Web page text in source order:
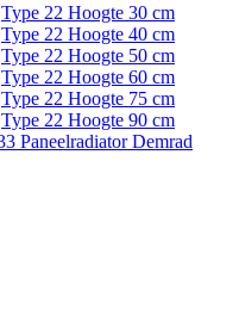
Type 22 Hoogte 30 cm
Type 22 Hoogte 40 cm
Type 22 Hoogte 50 cm
Type 22 Hoogte 60 cm
Type 22 Hoogte 75 cm
Type 22 Hoogte 90 cm
Paneelradiator Demrad